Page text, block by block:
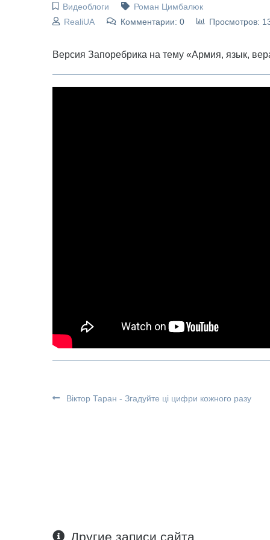
Видеоблоги
Роман Цимбалюк
RealiUA
Комментарии: 0 Просмотров:
Версия Запоребрика на тему «Армия, язык,
Віктор Таран - Згадуйте ці цифри кожного разу
Другие записи сайта